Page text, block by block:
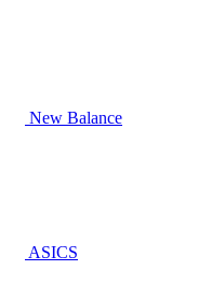
New Balance
ASICS